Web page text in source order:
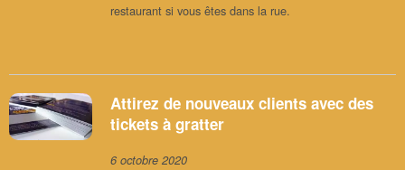
restaurant si vous êtes dans la rue.
Attirez de nouveaux clients avec des
tickets à gratter
6 octobre 2020